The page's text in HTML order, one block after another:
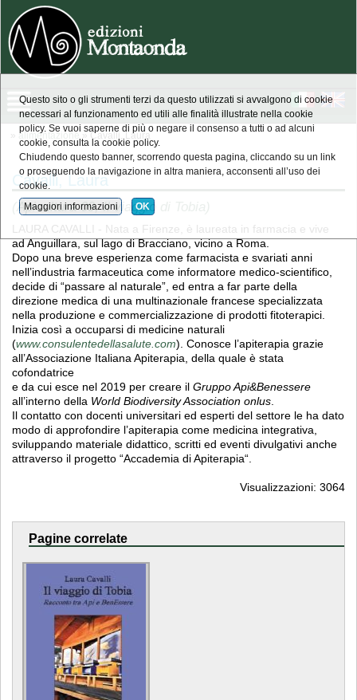
» alimentazione » Cavalli, Laura
Cavalli, Laura
(Apicultura 09, Il viaggio di Tobia)
LAURA CAVALLI - Nata a Firenze, è laureata in farmacia e vive
ad Anguillara, sul lago di Bracciano, vicino a Roma.
Dopo una breve esperienza come farmacista e svariati anni
nell’industria farmaceutica come informatore medico-scientifico,
decide di “passare al naturale”, ed entra a far parte della
direzione medica di una multinazionale francese specializzata
nella produzione e commercializzazione di prodotti fitoterapici.
Inizia così a occuparsi di medicine naturali
(www.consulentedellasalute.com). Conosce l’apiterapia grazie
all’Associazione Italiana Apiterapia, della quale è stata
cofondatrice
e da cui esce nel 2019 per creare ilGruppo Api&Benessere
all’interno della World Biodiversity Association onlus
Il contatto con docenti universitari ed esperti del settore le ha dato
modo di approfondire l’apiterapia come medicina integrativa,
sviluppando materiale didattico, scritti ed eventi divulgativi anche
attraverso il progetto “Accademia di Apiterapia“.
Visualizzazioni: 3064
Pagine correlate
Questo sito o gli strumenti terzi da questo utilizzati si avvalgono di cookie
necessari al funzionamento ed utili alle finalità illustrate nella cookie
policy. Se vuoi saperne di più o negare il consenso a tutti o ad alcuni
cookie, consulta la cookie policy.
Chiudendo questo banner, scorrendo questa pagina, cliccando su un link
o proseguendo la navigazione in altra maniera, acconsenti all’uso dei
cookie.
Maggiori informazioni OK